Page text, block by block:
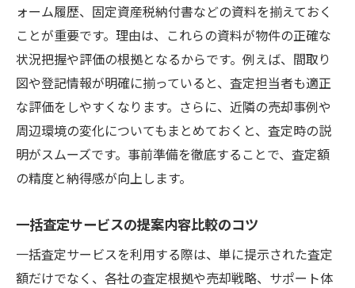
ォーム履歴、固定資産税納付書などの資料を揃えておく
ことが重要です。理由は、これらの資料が物件の正確な
状況把握や評価の根拠となるからです。例えば、間取り
図や登記情報が明確に揃っていると、査定担当者も適正
な評価をしやすくなります。さらに、近隣の売却事例や
周辺環境の変化についてもまとめておくと、査定時の説
明がスムーズです。事前準備を徹底することで、査定額
の精度と納得感が向上します。
一括査定サービスの提案内容比較のコツ
一括査定サービスを利用する際は、単に提示された査定
額だけでなく、各社の査定根拠や売却戦略、サポート体